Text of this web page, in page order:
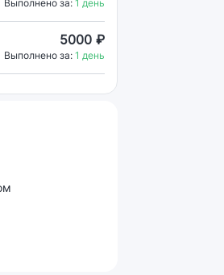
Выполнено за: 1 день
5000 ₽
Выполнено за: 1 день